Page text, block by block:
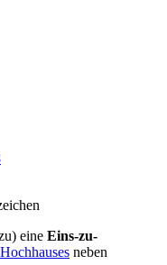
eine Eins-zu-
neben